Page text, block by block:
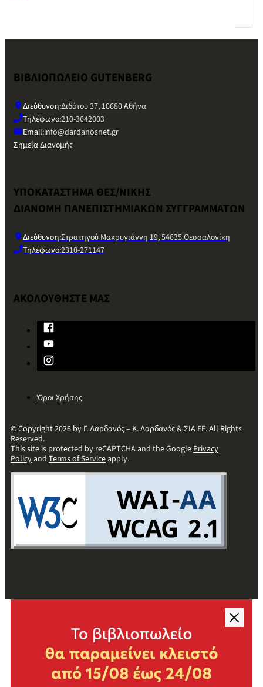
ΒΙΒΛΙΟΠΩΛΕΙΟ GUTENBERG
Διεύθυνση:Διδότου 37, 10680 Αθήνα
Τηλέφωνο:210-3642003
Email:info@dardanosnet.gr
Σημεία Διανομής
ΥΠΟΚΑΤΑΣΤΗΜΑ ΘΕΣ/ΝΙΚΗΣ
ΔΙΑΝΟΜΗ ΠΑΝΕΠΙΣΤΗΜΙΑΚΩΝ ΣΥΓΓΡΑΜΜΑΤΩΝ
Διεύθυνση:Στρατηγού Μακρυγιάννη 19, 54635 Θεσσαλονίκη
Τηλέφωνο:2310-271147
ΑΚΟΛΟΥΘΗΣΤΕ ΜΑΣ
Όροι Χρήσης
© Copyright 2026 by Γ. Δαρδανός – Κ. Δαρδανός & ΣΙΑ ΕΕ. All Rights
Reserved.
This site is protected by reCAPTCHA and the GooglePrivacy
Policyand Terms of Serviceapply.